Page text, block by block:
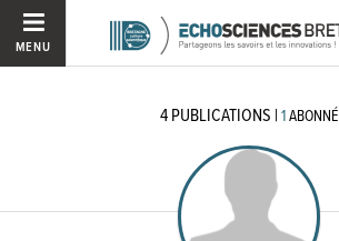
MENU
4PUBLICATIONS | 1ABONNÉ